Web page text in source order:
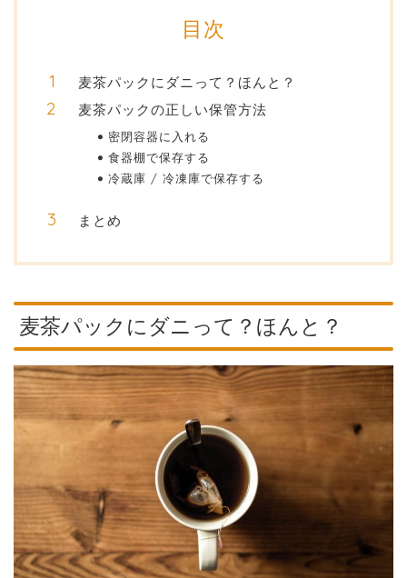
目次
麦茶パックにダニって？ほんと？
麦茶パックの正しい保管方法
密閉容器に入れる
食器棚で保存する
冷蔵庫 / 冷凍庫で保存する
まとめ
麦茶パックにダニって？ほんと？